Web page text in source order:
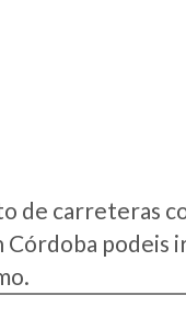
de carreteras
podeis